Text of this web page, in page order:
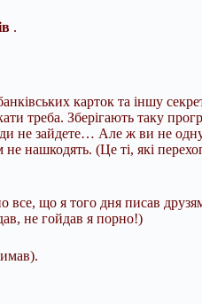
.
карток та іншу
треба. Зберігають таку
не зайдете… Але ж ви не
нашкодять. (Це ті, які
що я того дня писав
не гойдав я порно!)